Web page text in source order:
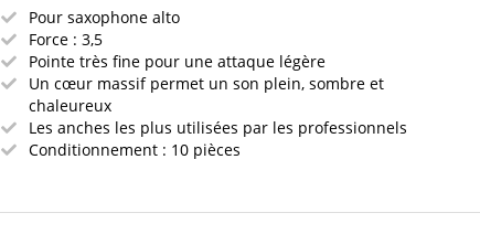
Pour saxophone alto
Force : 3,5
Pointe très fine pour une attaque légère
Un cœur massif permet un son plein, sombre et
chaleureux
Les anches les plus utilisées par les professionnels
Conditionnement : 10 pièces